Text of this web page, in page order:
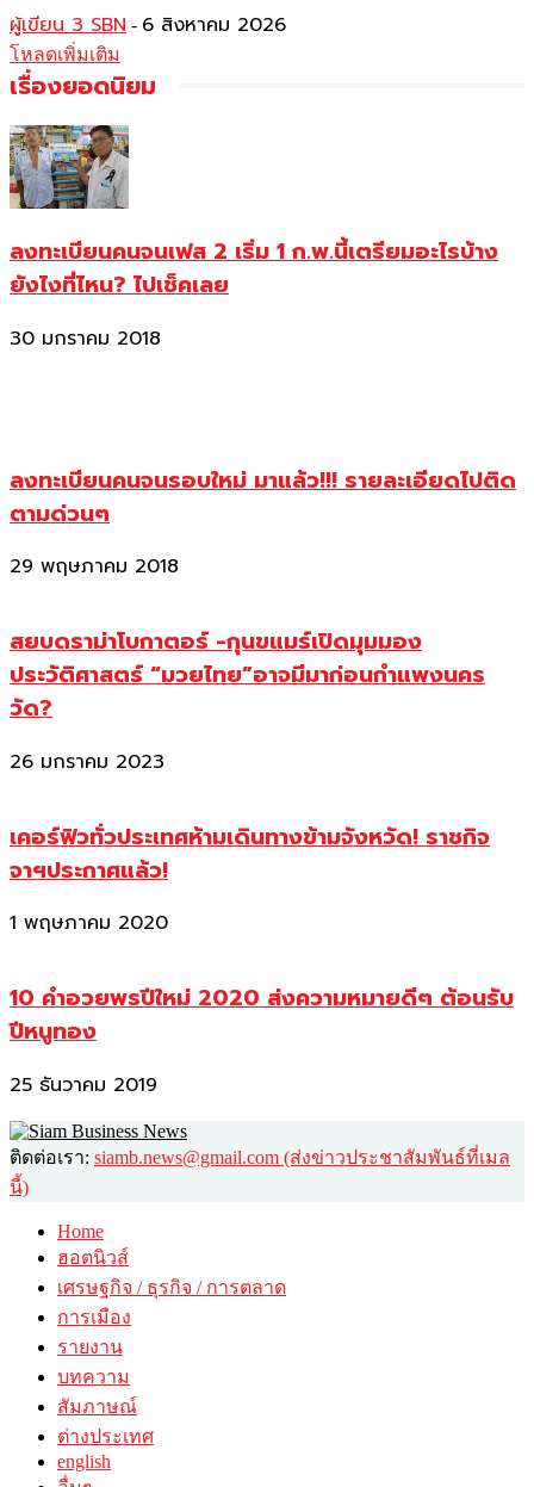
ผู้เขียน 3 SBN - 6 สิงหาคม 2026
โหลดเพิ่มเติม
เรื่องยอดนิยม
ลงทะเบียนคนจนเฟส 2 เริ่ม 1 ก.พ.นี้เตรียมอะไรบ้าง
ยังไงที่ไหน? ไปเช็คเลย
30 มกราคม 2018
ลงทะเบียนคนจนรอบใหม่ มาแล้ว!!! รายละเอียดไปติด
ตามด่วนๆ
29 พฤษภาคม 2018
สยบดราม่าโบกาตอร์ -กุนขแมร์เปิดมุมมอง
ประวัติศาสตร์ “มวยไทย”อาจมีมาก่อนกำแพงนคร
วัด?
26 มกราคม 2023
เคอร์ฟิวทั่วประเทศห้ามเดินทางข้ามจังหวัด! ราชกิจ
จาฯประกาศแล้ว!
1 พฤษภาคม 2020
10 คำอวยพรปีใหม่ 2020 ส่งความหมายดีๆ ต้อนรับ
ปีหนูทอง
25 ธันวาคม 2019
ติดต่อเรา: siamb.news@gmail.com (ส่งข่าวประชาสัมพันธ์ที่เมล
นี้)
Home
ฮอตนิวส์
เศรษฐกิจ / ธุรกิจ / การตลาด
การเมือง
รายงาน
บทความ
สัมภาษณ์
ต่างประเทศ
english